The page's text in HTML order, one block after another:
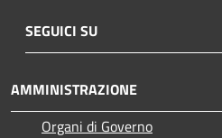
SEGUICI SU
AMMINISTRAZIONE
Organi di Governo